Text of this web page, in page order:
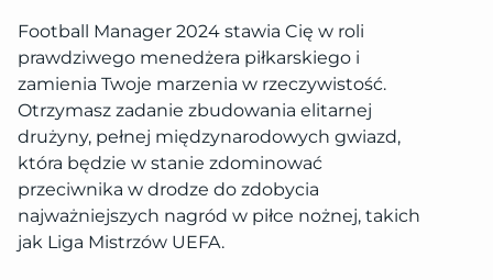
Football Manager 2024 stawia Cię w roli
prawdziwego menedżera piłkarskiego i
zamienia Twoje marzenia w rzeczywistość.
Otrzymasz zadanie zbudowania elitarnej
drużyny, pełnej międzynarodowych gwiazd,
która będzie w stanie zdominować
przeciwnika w drodze do zdobycia
najważniejszych nagród w piłce nożnej, takich
jak Liga Mistrzów UEFA.